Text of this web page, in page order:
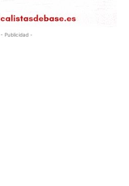
- Publicidad -